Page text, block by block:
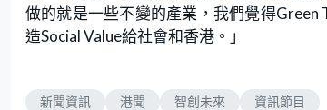
做的就是一些不變的產業，我們覺得
造Social Value給社會和香港。」
新聞資訊 港聞 智創未來 資訊節目